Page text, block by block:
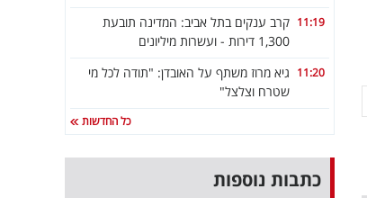
11:19 קרב ענקים בתל אביב: המדינה תובעת
1,300 דירות - ועשרות מיליונים
11:20 גיא מרוז משתף על האובדן: "תודה לכל מי
שטרח וצלצל"
כל החדשות
כתבות נוספות